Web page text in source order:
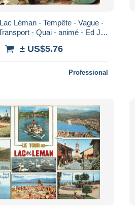
Léman - Tempête - Vague -
- Quai - animé - Ed J
± US$5.76
Professional